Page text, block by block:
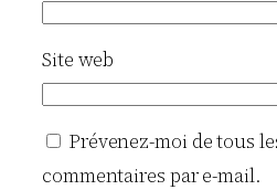
Site web
Prévenez-moi de tous
commentaires par e-mail.